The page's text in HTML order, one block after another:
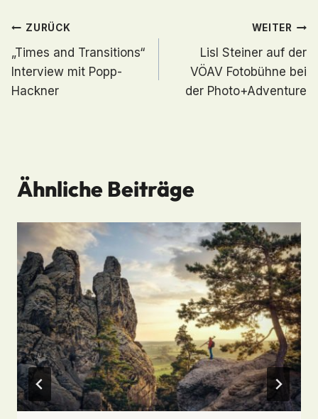
Beitragsnavigation
ZURÜCK
„Times and Transitions“
Interview mit Popp-
Hackner
WEITER
Lisl Steiner auf der
VÖAV Fotobühne bei
der Photo+Adventure
Ähnliche Beiträge